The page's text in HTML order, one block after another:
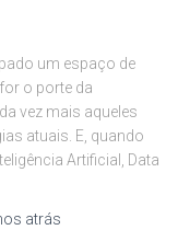
um espaço de
o porte da
vez mais aqueles
atuais. E, quando
Artificial, Data
atrás